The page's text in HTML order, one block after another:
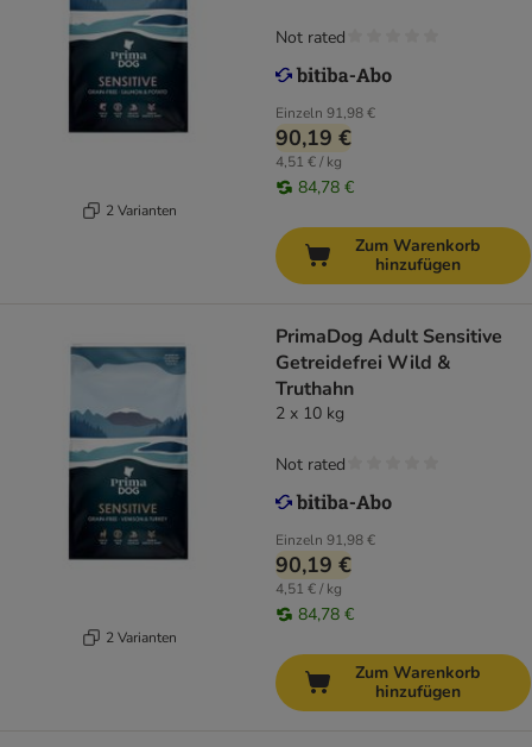
2 Varianten
Einzeln 91,98 €
90,19 €
4,51 € / kg
84,78 €
Not rated
Zum Warenkorb
hinzufügen
2 Varianten
PrimaDog Adult Sensitive
Getreidefrei Wild &
Truthahn
2 x 10 kg
Einzeln 91,98 €
90,19 €
4,51 € / kg
84,78 €
Not rated
Zum Warenkorb
hinzufügen